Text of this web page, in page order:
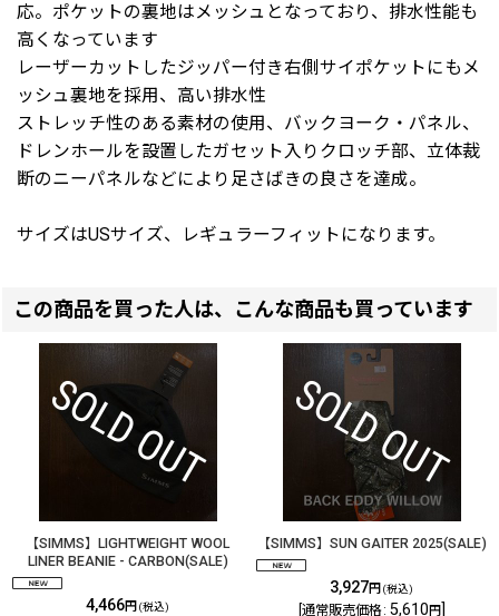
応。ポケットの裏地はメッシュとなっており、排水性能も
高くなっています
レーザーカットしたジッパー付き右側サイポケットにもメ
ッシュ裏地を採用、高い排水性
ストレッチ性のある素材の使用、バックヨーク・パネル、
ドレンホールを設置したガセット入りクロッチ部、立体裁
断のニーパネルなどにより足さばきの良さを達成。
サイズはUSサイズ、レギュラーフィットになります。
この商品を買った人は、こんな商品も買っています
【SIMMS】LIGHTWEIGHT WOOL
LINER BEANIE - CARBON(SALE)
4,466円 (税込)
【SIMMS】SUN GAITER 2025(SALE)
3,927円 (税込)
通常販売価格: 5,610 円]